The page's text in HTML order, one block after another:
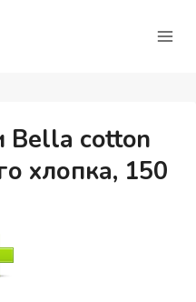
Bella cotton
хлопка, 150